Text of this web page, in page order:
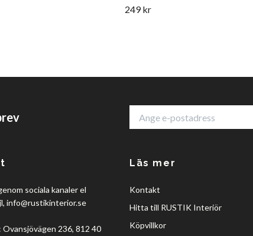
249 kr
sociala kanaler el
info@rustikinterior.se
Ovansjövägen 236, 812 40
Läs mer
Kontakt
Hitta till RUSTIK Interiör
Köpvillkor